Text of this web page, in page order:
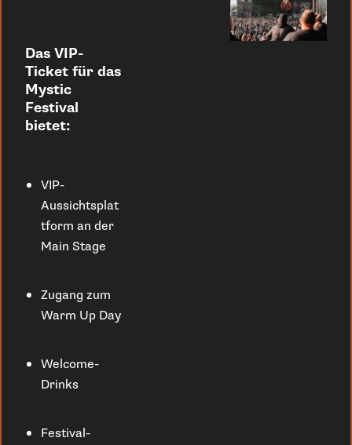
Das VIP-
Ticket für das
Mystic
Festival
bietet:
VIP-
Aussichtsplat
tform an der
Main Stage
Zugang zum
Warm Up Day
Welcome-
Drinks
Festival-